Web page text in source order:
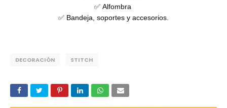
✅ Alfombra
✅ Bandeja, soportes y accesorios.
DECORACIÓN STITCH